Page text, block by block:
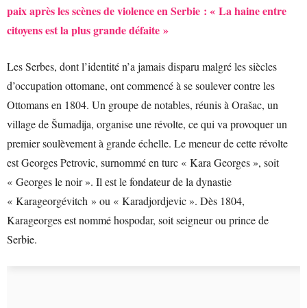
paix après les scènes de violence en Serbie : « La haine entre
citoyens est la plus grande défaite »
Les Serbes, dont l’identité n’a jamais disparu malgré les siècles
d’occupation ottomane, ont commencé à se soulever contre les
Ottomans en 1804. Un groupe de notables, réunis à Orašac, un
village de Šumadija, organise une révolte, ce qui va provoquer un
premier soulèvement à grande échelle. Le meneur de cette révolte
est Georges Petrovic, surnommé en turc « Kara Georges », soit
« Georges le noir ». Il est le fondateur de la dynastie
« Karageorgévitch » ou « Karadjordjevic ». Dès 1804,
Karageorges est nommé hospodar, soit seigneur ou prince de
Serbie.